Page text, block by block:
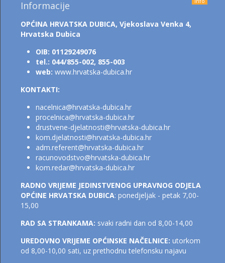
Informacije
OPĆINA HRVATSKA DUBICA, Vjekoslava Venka 4,
Hrvatska Dubica
OIB: 01129249076
tel.: 044/855-002, 855-003
web: www.hrvatska-dubica.hr
KONTAKTI:
nacelnica@hrvatska-dubica.hr
procelnica@hrvatska-dubica.hr
drustvene-djelatnosti@hrvatska-dubica.hr
kom.djelatnosti@hrvatska-dubica.hr
adm.referent@hrvatska-dubica.hr
racunovodstvo@hrvatska-dubica.hr
kom.redar@hrvatska-dubica.hr
RADNO VRIJEME JEDINSTVENOG UPRAVNOG ODJELA
OPĆINE HRVATSKA DUBICA: ponedjeljak - petak 7,00-
15,00
RAD SA STRANKAMA: svaki radni dan od 8,00-14,00
UREDOVNO VRIJEME OPĆINSKE NAČELNICE: utorkom
od 8,00-10,00 sati, uz prethodnu telefonsku najavu